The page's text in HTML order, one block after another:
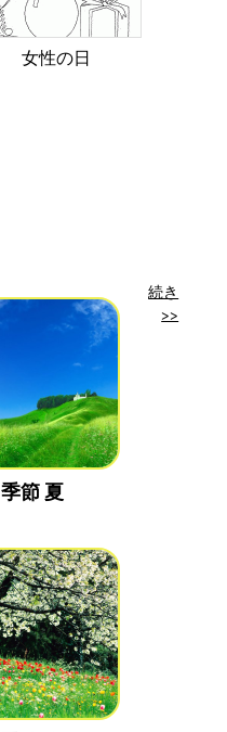
女性の日
季節 夏
続き
>>